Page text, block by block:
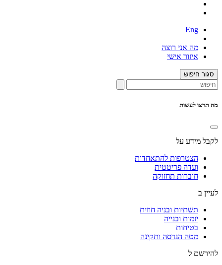
Eng
מה אני רוצה
איזור אישי
סגור חיפוש
מה תרצו לעשות
לקבל מידע על
הצטרפות להתאחדות
ועדה פריטטית
חוברות תחזוקה
לעיין ב
תשתיות ובניה חוזית
יזמות ובנייה
בטיחות
מטה הנדסה ותקינה
להירשם ל